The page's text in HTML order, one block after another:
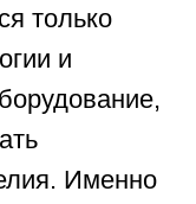
только
и
Именно